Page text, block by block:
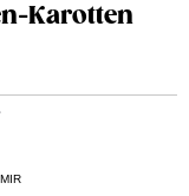
Karotten